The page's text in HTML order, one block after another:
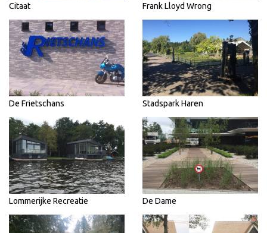
Citaat Frank Lloyd Wrong
De Frietschans Stadspark Haren
Lommerijke Recreatie De Dame